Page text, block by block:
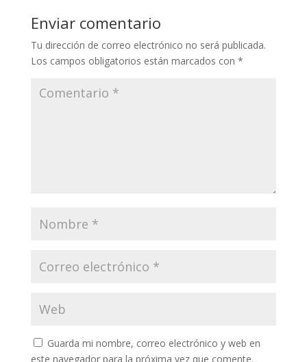
Enviar comentario
Tu dirección de correo electrónico no será publicada.
Los campos obligatorios están marcados con *
Guarda mi nombre, correo electrónico y web en
este navegador para la próxima vez que comente.